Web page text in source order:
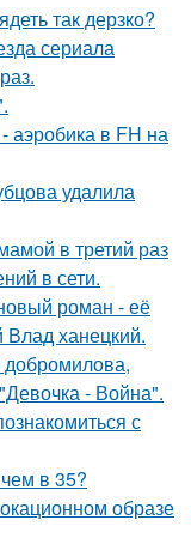
так дерзко?
сериала
аэробика в FH на
удалила
в третий раз
в сети.
роман - её
Влад ханецкий.
добромилова,
- Война".
с
в 35?
образе